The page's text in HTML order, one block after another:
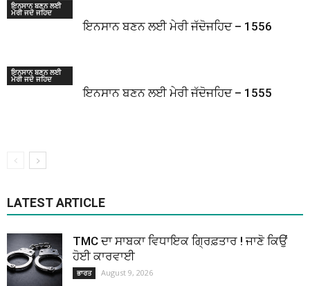
ਇਨਸਾਨ ਬਣਨ ਲਈ
ਮੇਰੀ ਜਦੋ ਜਹਿਦ
ਇਨਸਾਨ ਬਣਨ ਲਈ ਮੇਰੀ ਜੱਦੋਜਹਿਦ – 1556
ਇਨਸਾਨ ਬਣਨ ਲਈ
ਮੇਰੀ ਜਦੋ ਜਹਿਦ
ਇਨਸਾਨ ਬਣਨ ਲਈ ਮੇਰੀ ਜੱਦੋਜਹਿਦ – 1555
LATEST ARTICLE
TMC ਦਾ ਸਾਬਕਾ ਵਿਧਾਇਕ ਗ੍ਰਿਫ਼ਤਾਰ ! ਜਾਣੋ ਕਿਉਂ
ਹੋਈ ਕਾਰਵਾਈ
ਭਾਰਤ August 9, 2026